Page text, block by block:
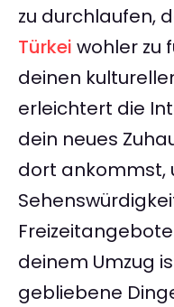
zu durchlaufen,
Türkei wohler zu
deinen
erleichtert die
dein neues
dort ankommst,
deinem Umzug
gebliebene